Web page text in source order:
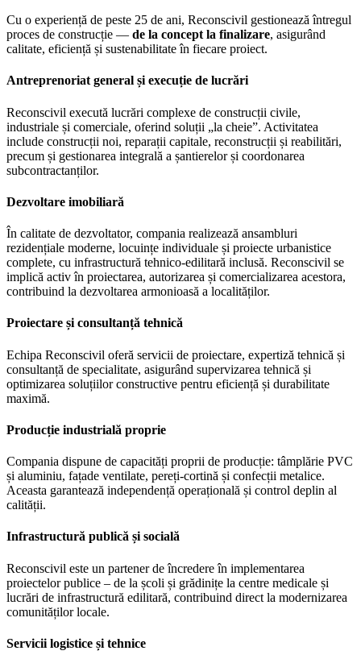
Cu o experiență de peste 25 de ani, Reconscivil gestionează întregul
proces de construcție — de la concept la finalizare, asigurând
calitate, eficiență și sustenabilitate în fiecare proiect.
Antreprenoriat general și execuție de lucrări
Reconscivil execută lucrări complexe de construcții civile,
industriale și comerciale, oferind soluții „la cheie”. Activitatea
include construcții noi, reparații capitale, reconstrucții și reabilitări,
precum și gestionarea integrală a șantierelor și coordonarea
subcontractanților.
Dezvoltare imobiliară
În calitate de dezvoltator, compania realizează ansambluri
rezidențiale moderne, locuințe individuale și proiecte urbanistice
complete, cu infrastructură tehnico-edilitară inclusă. Reconscivil se
implică activ în proiectarea, autorizarea și comercializarea acestora,
contribuind la dezvoltarea armonioasă a localităților.
Proiectare și consultanță tehnică
Echipa Reconscivil oferă servicii de proiectare, expertiză tehnică și
consultanță de specialitate, asigurând supervizarea tehnică și
optimizarea soluțiilor constructive pentru eficiență și durabilitate
maximă.
Producție industrială proprie
Compania dispune de capacități proprii de producție: tâmplărie PVC
și aluminiu, fațade ventilate, pereți-cortină și confecții metalice.
Aceasta garantează independență operațională și control deplin al
calității.
Infrastructură publică și socială
Reconscivil este un partener de încredere în implementarea
proiectelor publice – de la școli și grădinițe la centre medicale și
lucrări de infrastructură edilitară, contribuind direct la modernizarea
comunităților locale.
Servicii logistice și tehnice